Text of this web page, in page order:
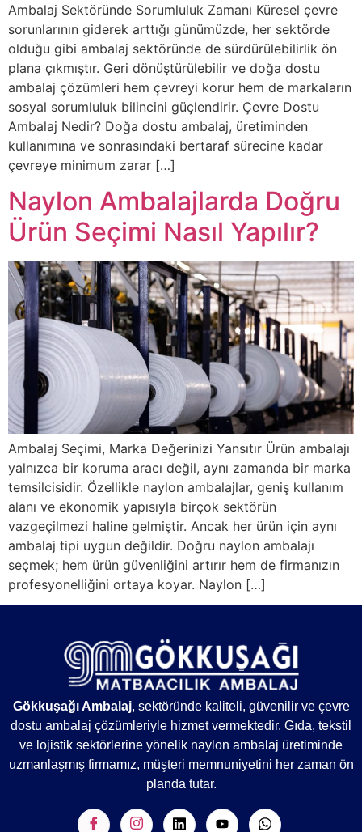
Ambalaj Sektöründe Sorumluluk Zamanı Küresel çevre
sorunlarının giderek arttığı günümüzde, her sektörde
olduğu gibi ambalaj sektöründe de sürdürülebilirlik ön
plana çıkmıştır. Geri dönüştürülebilir ve doğa dostu
ambalaj çözümleri hem çevreyi korur hem de markaların
sosyal sorumluluk bilincini güçlendirir. Çevre Dostu
Ambalaj Nedir? Doğa dostu ambalaj, üretiminden
kullanımına ve sonrasındaki bertaraf sürecine kadar
çevreye minimum zarar […]
Naylon Ambalajlarda Doğru
Ürün Seçimi Nasıl Yapılır?
Ambalaj Seçimi, Marka Değerinizi Yansıtır Ürün ambalajı
yalnızca bir koruma aracı değil, aynı zamanda bir marka
temsilcisidir. Özellikle naylon ambalajlar, geniş kullanım
alanı ve ekonomik yapısıyla birçok sektörün
vazgeçilmezi haline gelmiştir. Ancak her ürün için aynı
ambalaj tipi uygun değildir. Doğru naylon ambalajı
seçmek; hem ürün güvenliğini artırır hem de firmanızın
profesyonelliğini ortaya koyar. Naylon […]
Gökkuşağı Ambalaj, sektöründe kaliteli, güvenilir ve çevre
dostu ambalaj çözümleriyle hizmet vermektedir. Gıda, tekstil
ve lojistik sektörlerine yönelik naylon ambalaj üretiminde
uzmanlaşmış firmamız, müşteri memnuniyetini her zaman ön
planda tutar.